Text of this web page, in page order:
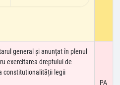
general și anunțat în plenul
exercitarea dreptului de
constitutionalității legii
PA